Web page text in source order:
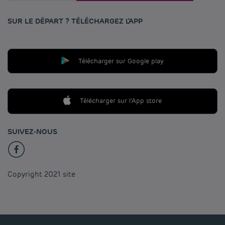
SUR LE DÉPART ? TÉLÉCHARGEZ L'APP
Télécharger sur Google play
Télécharger sur l'App store
SUIVEZ-NOUS
Copyright 2021 site